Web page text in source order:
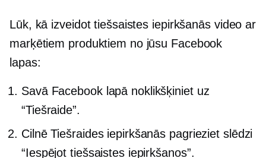
Lūk, kā izveidot tiešsaistes iepirkšanās video ar
marķētiem produktiem no jūsu Facebook
lapas:
Savā Facebook lapā noklikšķiniet uz
“Tiešraide”.
Cilnē Tiešraides iepirkšanās pagrieziet slēdzi
“Iespējot tiešsaistes iepirkšanos”.